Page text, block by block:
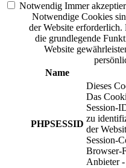
Notwendig Immer
Notwendige Cookies
der Website
die grundlegende
Website
Name
PHPSESSID
Dieses
Das
Session-
zu
der
Session-
Browser-
Anbieter -